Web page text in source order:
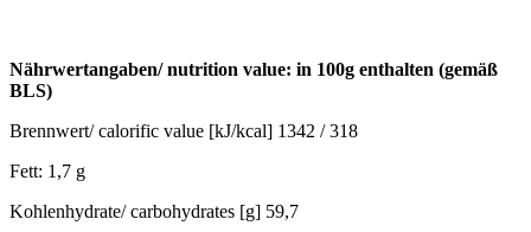
Nährwertangaben/ nutrition value: in 100g enthalten (gemäß
BLS)
Brennwert/ calorific value [kJ/kcal] 1342 / 318
Fett: 1,7 g
Kohlenhydrate/ carbohydrates [g] 59,7